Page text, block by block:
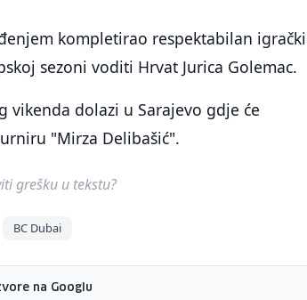
kompletirao respektabilan igrački
sezoni voditi Hrvat Jurica Golemac.
vikenda dolazi u Sarajevo gdje će
"Mirza Delibašić".
grešku u tekstu?
BC Dubai
na Googlu